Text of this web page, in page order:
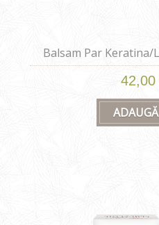
Balsam Par Keratina/
42,00